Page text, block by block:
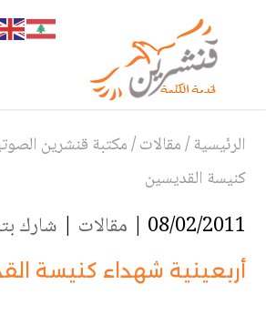
الرئيسية/مقالات/مكتبة قنشرين
كنيسة القديسين
08/02/2011 | مقالات | شارك
أربعينية شهداء كنيسة